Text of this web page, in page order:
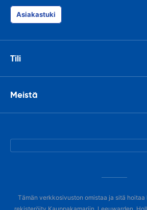
Asiakastuki
Tili
Meistä
Tämän verkkosivuston omistaa ja sitä hoitaa